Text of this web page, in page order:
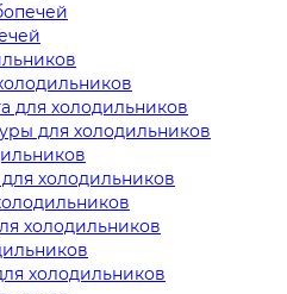
для холодильников
для холодильников
холодильников
холодильников
холодильников